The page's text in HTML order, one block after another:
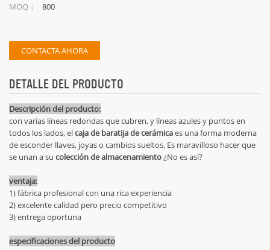
MOQ：
800
CONTACTA AHORA
DETALLE DEL PRODUCTO
Descripción del producto:
con varias líneas redondas que cubren, y líneas azules y puntos en
todos los lados, elcaja de baratija de cerámicaes una forma moderna
de esconder llaves, joyas o cambios sueltos. Es maravilloso hacer que
se unan a su colección de almacenamiento ¿No es así?
ventaja:
1) fábrica profesional con una rica experiencia
2) excelente calidad pero precio competitivo
3) entrega oportuna
especificaciones del producto